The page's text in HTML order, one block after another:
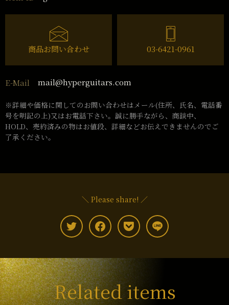
商品お問い合わせ 03-6421-0961
E-Mail mail@hyperguitars.com
※詳細や価格に関してのお問い合わせはメール(住所、氏名、電話番
号を明記の上)又はお電話下さい。誠に勝手ながら、商談中、
HOLD、売約済みの物はお値段、詳細などお伝えできませんのでご
了承ください。
＼ Please share! ／
Related items